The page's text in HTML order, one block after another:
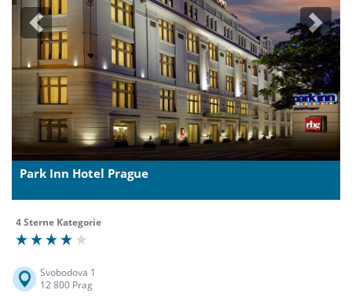
Previous Next
Park Inn Hotel Prague
4 Sterne Kategorie
Svobodova 1
12 800 Prag